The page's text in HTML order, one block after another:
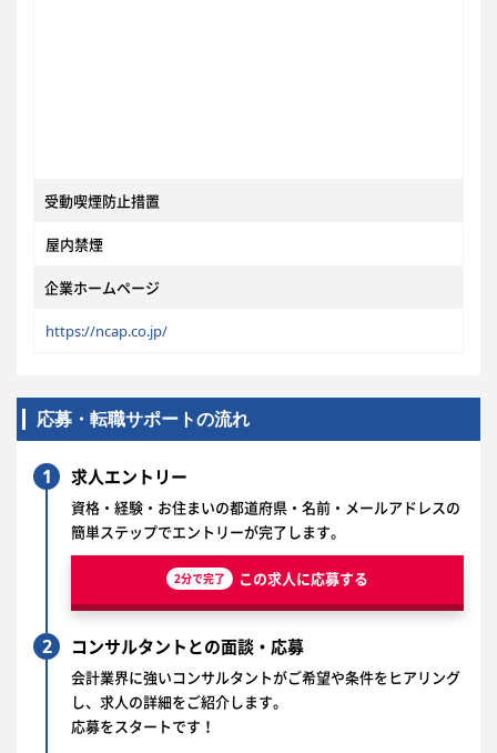
受動喫煙防止措置
屋内禁煙
企業ホームページ
https://ncap.co.jp/
応募・転職サポートの流れ
1 求人エントリー
資格・経験・お住まいの都道府県・名前・メールアドレスの
簡単ステップでエントリーが完了します。
2分で完了 この求人に応募する
2 コンサルタントとの面談・応募
会計業界に強いコンサルタントがご希望や条件をヒアリング
し、求人の詳細をご紹介します。
応募をスタートです！